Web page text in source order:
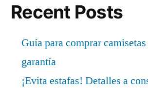
Recent Posts
Guía para comprar
garantía
¡Evita estafas! Detalles a